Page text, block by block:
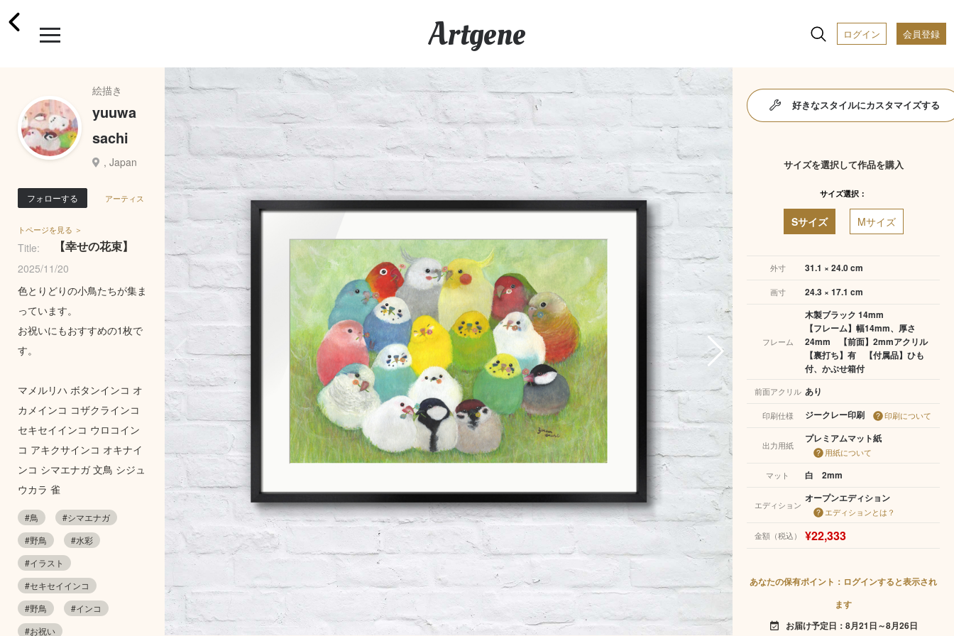
Artgene ログイン 会員登録
絵描き
yuuwa
sachi
, Japan
フォローする アーティス
トページを見る ＞
Title: 【幸せの花束】
2025/11/20
色とりどりの小鳥たちが集ま
っています。
お祝いにもおすすめの1枚で
す。
マメルリハ ボタンインコ オ
カメインコ コザクラインコ
セキセイインコ ウロコイン
コ アキクサインコ オキナイ
ンコ シマエナガ 文鳥 シジュ
ウカラ 雀
#鳥
#シマエナガ
#野鳥
#水彩
#イラスト
#セキセイインコ
#野鳥
#インコ
#お祝い
好きなスタイルにカスタマイズする
サイズを選択して作品を購入
サイズ選択：
Sサイズ Mサイズ
外寸 31.1 × 24.0 cm
画寸 24.3 × 17.1 cm
フレーム
木製ブラック 14mm
【フレーム】幅14mm、厚さ
24mm 【前面】2mmアクリル
【裏打ち】有 【付属品】ひも
付、かぶせ箱付
前面アクリル あり
印刷仕様 ジークレー印刷 印刷について
出力用紙
プレミアムマット紙
用紙について
マット
白 2mm
エディション
オープンエディション
エディションとは？
金額（税込） ¥22,333
あなたの保有ポイント：ログインすると表示され
ます
event_available お届け予定日：8月21日～8月26日